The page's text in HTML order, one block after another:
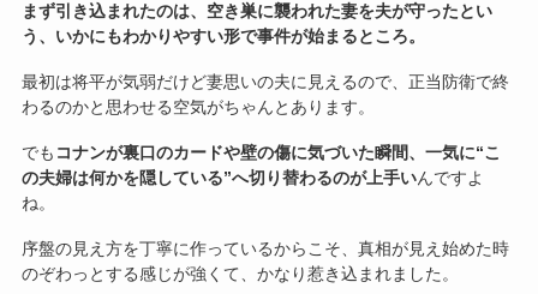
まず引き込まれたのは、空き巣に襲われた妻を夫が守ったとい
う、いかにもわかりやすい形で事件が始まるところ。
最初は将平が気弱だけど妻思いの夫に見えるので、正当防衛で終
わるのかと思わせる空気がちゃんとあります。
でも コナンが裏口のカードや壁の傷に気づいた瞬間、一気に“こ
の夫婦は何かを隠している”へ切り替わるのが上手いんですよ
ね。
序盤の見え方を丁寧に作っているからこそ、真相が見え始めた時
のぞわっとする感じが強くて、かなり惹き込まれました。